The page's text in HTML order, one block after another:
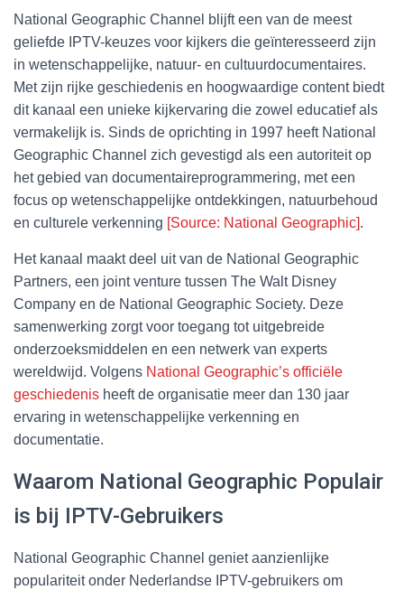
National Geographic Channel blijft een van de meest
geliefde IPTV-keuzes voor kijkers die geïnteresseerd zijn
in wetenschappelijke, natuur- en cultuurdocumentaires.
Met zijn rijke geschiedenis en hoogwaardige content biedt
dit kanaal een unieke kijkervaring die zowel educatief als
vermakelijk is. Sinds de oprichting in 1997 heeft National
Geographic Channel zich gevestigd als een autoriteit op
het gebied van documentaireprogrammering, met een
focus op wetenschappelijke ontdekkingen, natuurbehoud
en culturele verkenning [Source: National Geographic].
Het kanaal maakt deel uit van de National Geographic
Partners, een joint venture tussen The Walt Disney
Company en de National Geographic Society. Deze
samenwerking zorgt voor toegang tot uitgebreide
onderzoeksmiddelen en een netwerk van experts
wereldwijd. Volgens National Geographic’s officiële
geschiedenis heeft de organisatie meer dan 130 jaar
ervaring in wetenschappelijke verkenning en
documentatie.
Waarom National Geographic Populair
is bij IPTV-Gebruikers
National Geographic Channel geniet aanzienlijke
populariteit onder Nederlandse IPTV-gebruikers om